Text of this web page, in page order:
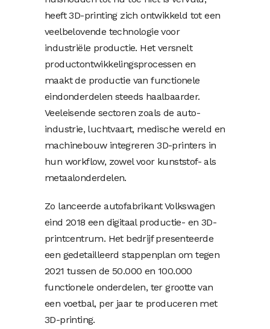
heeft 3D-printing zich ontwikkeld tot een
veelbelovende technologie voor
industriële productie. Het versnelt
productontwikkelingsprocessen en
maakt de productie van functionele
eindonderdelen steeds haalbaarder.
Veeleisende sectoren zoals de auto-
industrie, luchtvaart, medische wereld en
machinebouw integreren 3D-printers in
hun workflow, zowel voor kunststof- als
metaalonderdelen.
Zo lanceerde autofabrikant Volkswagen
eind 2018 een digitaal productie- en 3D-
printcentrum. Het bedrijf presenteerde
een gedetailleerd stappenplan om tegen
2021 tussen de 50.000 en 100.000
functionele onderdelen, ter grootte van
een voetbal, per jaar te produceren met
3D-printing.